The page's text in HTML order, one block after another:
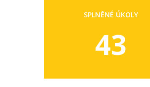
SPLNĚNÉ ÚKOLY
43